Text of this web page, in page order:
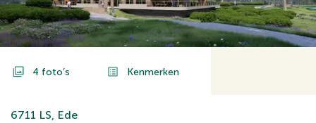
4 foto’s Kenmerken
6711 LS, Ede